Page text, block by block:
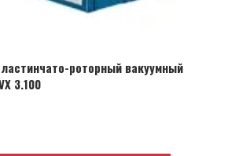
роторный вакуумный
3.100